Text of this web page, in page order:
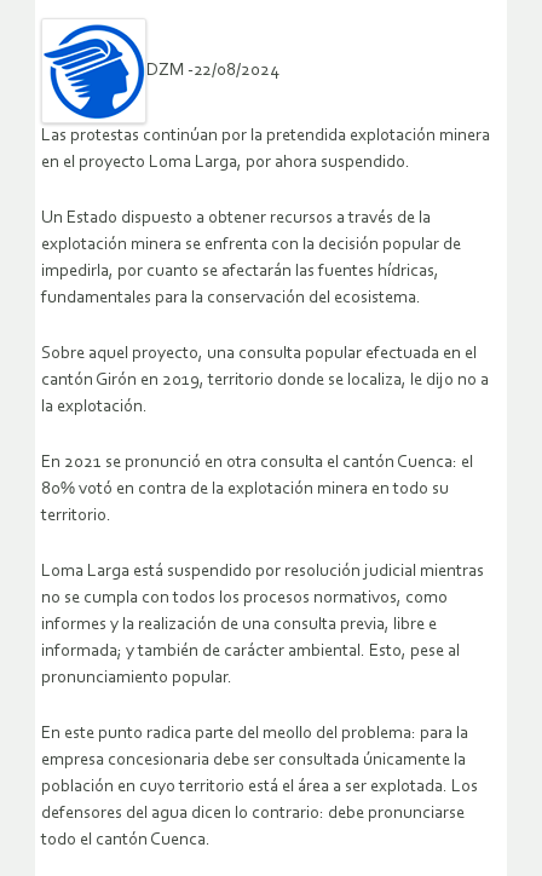
DZM -22/08/2024
Las protestas continúan por la pretendida explotación minera
en el proyecto Loma Larga, por ahora suspendido.
Un Estado dispuesto a obtener recursos a través de la
explotación minera se enfrenta con la decisión popular de
impedirla, por cuanto se afectarán las fuentes hídricas,
fundamentales para la conservación del ecosistema.
Sobre aquel proyecto, una consulta popular efectuada en el
cantón Girón en 2019, territorio donde se localiza, le dijo no a
la explotación.
En 2021 se pronunció en otra consulta el cantón Cuenca: el
80% votó en contra de la explotación minera en todo su
territorio.
Loma Larga está suspendido por resolución judicial mientras
no se cumpla con todos los procesos normativos, como
informes y la realización de una consulta previa, libre e
informada; y también de carácter ambiental. Esto, pese al
pronunciamiento popular.
En este punto radica parte del meollo del problema: para la
empresa concesionaria debe ser consultada únicamente la
población en cuyo territorio está el área a ser explotada. Los
defensores del agua dicen lo contrario: debe pronunciarse
todo el cantón Cuenca.